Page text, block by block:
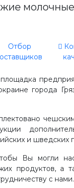
Отбор
города
и шведских
Вы могли
продуктов, а
с нами.